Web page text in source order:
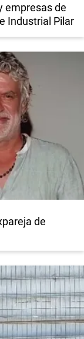
empresas de
Industrial Pilar
de